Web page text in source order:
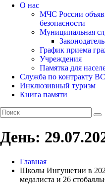
О нас
МЧС России
безопасности
Муниципальная
График приема
Учреждения
Памятка для
Служба по контракту
Инклюзивный туризм
Книга памяти
День:
Главная
Школы Ингушетии в
медалиста и 26